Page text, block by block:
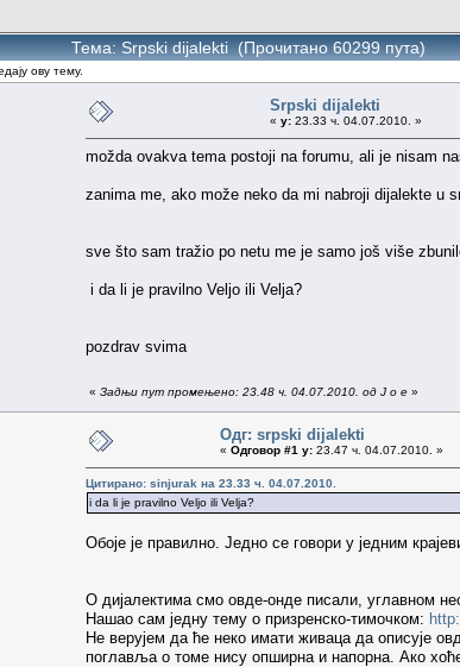
Тема: Srpski dijalekti (Прочитано 60299 пута)
ову тему.
Srpski dijalekti
« у: 23.33 ч. 04.07.2010. »
možda ovakva tema postoji na forumu, ali je nisam
zanima me, ako može neko da mi nabroji dijalekte u
sve što sam tražio po netu me je samo još više
i da li je pravilno Veljo ili Velja?
pozdrav svima
« Задњи пут промењено: 23.48 ч. 04.07.2010. од J o e »
Одг: srpski dijalekti
« Одговор #1 у: 23.47 ч. 04.07.2010. »
Цитирано: sinjurak на 23.33 ч. 04.07.2010.
i da li je pravilno Veljo ili Velja?
Обоје је правилно. Једно се говори у једним
О дијалектима смо овде-онде писали, углавном
Нашао сам једну тему о призренско-тимочком:
Не верујем да ће неко имати живаца да описује
поглавља о томе нису опширна и напорна. Ако